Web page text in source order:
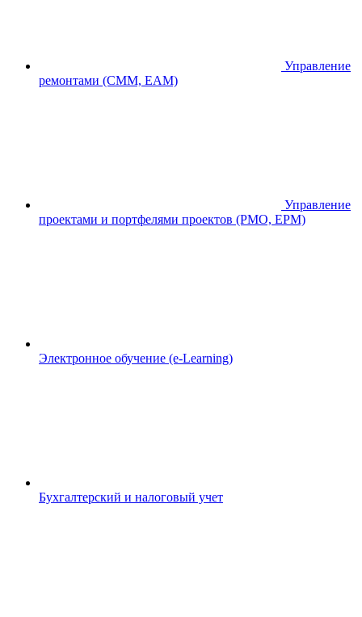
Управление
ремонтами (CMM, EAM)
Управление
проектами и портфелями проектов (PMO, EPM)
Электронное обучение (e-Learning)
Бухгалтерский и налоговый учет